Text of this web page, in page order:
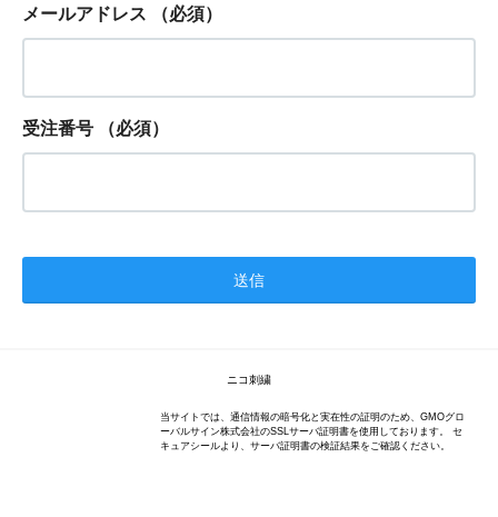
メールアドレス （必須）
受注番号 （必須）
ニコ刺繍
当サイトでは、通信情報の暗号化と実在性の証明のため、GMOグロ
ーバルサイン株式会社のSSLサーバ証明書を使用しております。 セ
キュアシールより、サーバ証明書の検証結果をご確認ください。